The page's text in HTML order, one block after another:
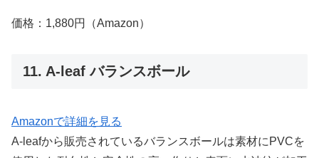
価格：1,880円（Amazon）
11. A-leaf バランスボール
Amazonで詳細を見る
A-leafから販売されているバランスボールは素材にPVCを